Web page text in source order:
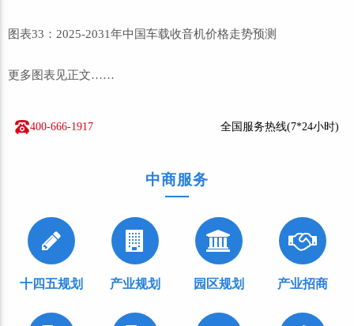
图表33：2025-2031年中国车载收音机价格走势预测
更多图表见正文……
400-666-1917 全国服务热线(7*24小时)
中商服务
十四五规划 产业规划 园区规划 产业招商